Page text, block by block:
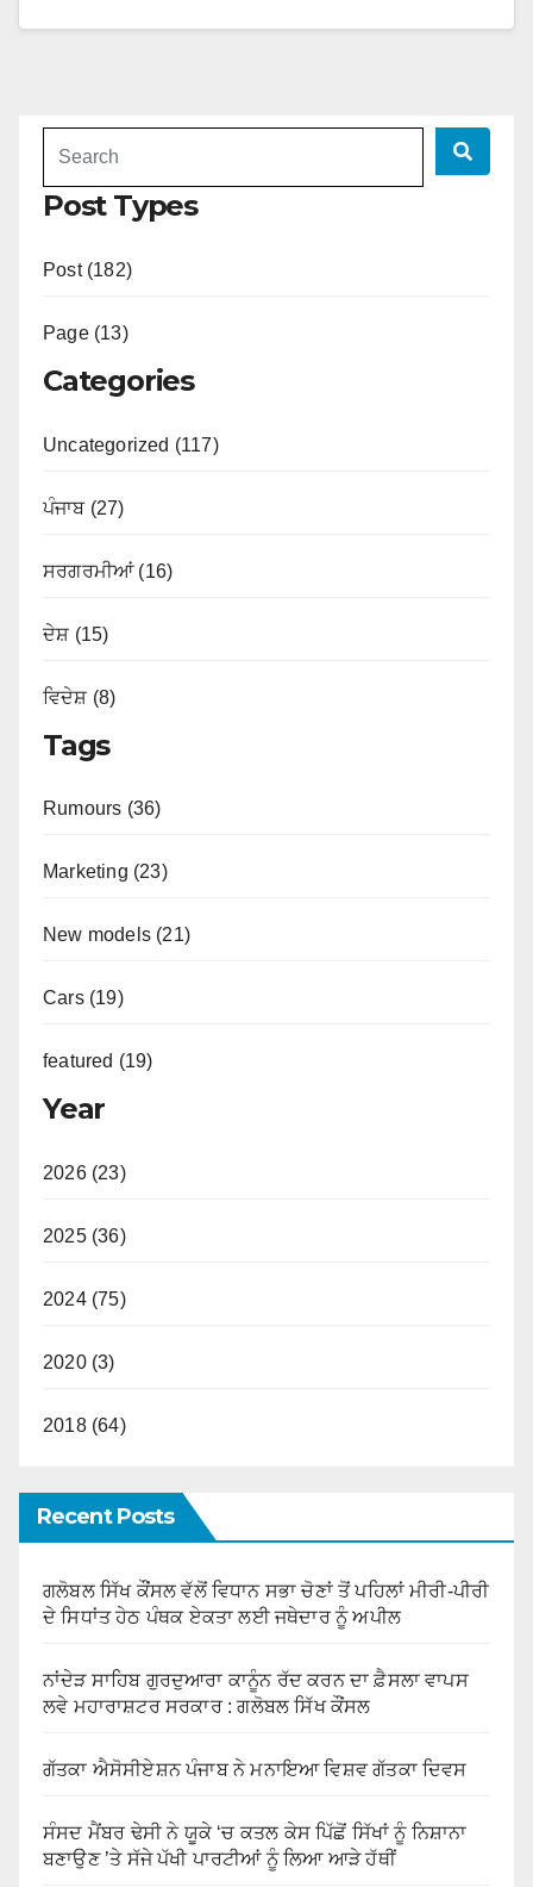
Post Types
Post (182)
Page (13)
Categories
Uncategorized (117)
ਪੰਜਾਬ (27)
ਸਰਗਰਮੀਆਂ (16)
ਦੇਸ਼ (15)
ਵਿਦੇਸ਼ (8)
Tags
Rumours (36)
Marketing (23)
New models (21)
Cars (19)
featured (19)
Year
2026 (23)
2025 (36)
2024 (75)
2020 (3)
2018 (64)
Recent Posts
ਗਲੋਬਲ ਸਿੱਖ ਕੌਂਸਲ ਵੱਲੋਂ ਵਿਧਾਨ ਸਭਾ ਚੋਣਾਂ ਤੋਂ ਪਹਿਲਾਂ ਮੀਰੀ-ਪੀਰੀ
ਦੇ ਸਿਧਾਂਤ ਹੇਠ ਪੰਥਕ ਏਕਤਾ ਲਈ ਜਥੇਦਾਰ ਨੂੰ ਅਪੀਲ
ਨਾਂਦੇੜ ਸਾਹਿਬ ਗੁਰਦੁਆਰਾ ਕਾਨੂੰਨ ਰੱਦ ਕਰਨ ਦਾ ਫ਼ੈਸਲਾ ਵਾਪਸ
ਲਵੇ ਮਹਾਰਾਸ਼ਟਰ ਸਰਕਾਰ : ਗਲੋਬਲ ਸਿੱਖ ਕੌਂਸਲ
ਗੱਤਕਾ ਐਸੋਸੀਏਸ਼ਨ ਪੰਜਾਬ ਨੇ ਮਨਾਇਆ ਵਿਸ਼ਵ ਗੱਤਕਾ ਦਿਵਸ
ਸੰਸਦ ਮੈਂਬਰ ਢੇਸੀ ਨੇ ਯੂਕੇ ‘ਚ ਕਤਲ ਕੇਸ ਪਿੱਛੋਂ ਸਿੱਖਾਂ ਨੂੰ ਨਿਸ਼ਾਨਾ
ਬਣਾਉਣ ’ਤੇ ਸੱਜੇ ਪੱਖੀ ਪਾਰਟੀਆਂ ਨੂੰ ਲਿਆ ਆੜੇ ਹੱਥੀਂ